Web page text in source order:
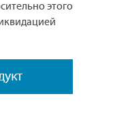
этого